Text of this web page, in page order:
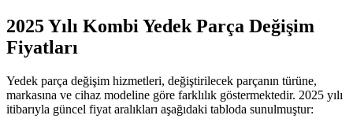
2025 Yılı Kombi Yedek Parça Değişim
Fiyatları
Yedek parça değişim hizmetleri, değiştirilecek parçanın türüne,
markasına ve cihaz modeline göre farklılık göstermektedir. 2025 yılı
itibarıyla güncel fiyat aralıkları aşağıdaki tabloda sunulmuştur: